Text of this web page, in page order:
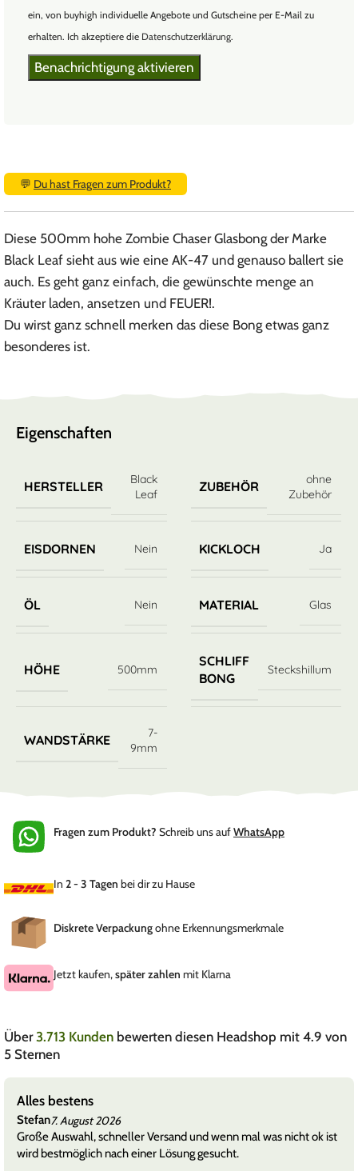
ein, von buyhigh individuelle Angebote und Gutscheine per E-Mail zu
erhalten. Ich akzeptiere die Datenschutzerklärung.
💬 Du hast Fragen zum Produkt?
Diese 500mm hohe Zombie Chaser Glasbong der Marke
Black Leaf sieht aus wie eine AK-47 und genauso ballert sie
auch. Es geht ganz einfach, die gewünschte menge an
Kräuter laden, ansetzen und FEUER!.
Du wirst ganz schnell merken das diese Bong etwas ganz
besonderes ist.
Eigenschaften
HERSTELLER
Black
Leaf
ZUBEHÖR
ohne
Zubehör
EISDORNEN Nein KICKLOCH Ja
ÖL Nein MATERIAL Glas
HÖHE 500mm
SCHLIFF
BONG
Steckshillum
WANDSTÄRKE
7-
9mm
Fragen zum Produkt? Schreib uns aufWhatsApp
In 2 - 3 Tagen bei dir zu Hause
Diskrete Verpackungohne Erkennungsmerkmale
Jetzt kaufen,später zahlen mit Klarna
Über3.713 Kunden bewerten diesen Headshop mit 4.9 von
5 Sternen
Alles bestens
Stefan7. August 2026
Große Auswahl, schneller Versand und wenn mal was nicht ok ist
wird bestmöglich nach einer Lösung gesucht.